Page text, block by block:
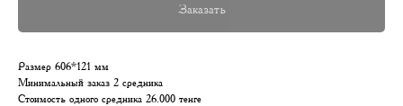
Заказать
Размер 606*121 мм
Минимальный заказ 2 средника
Стоимость одного средника 26.000 тенге